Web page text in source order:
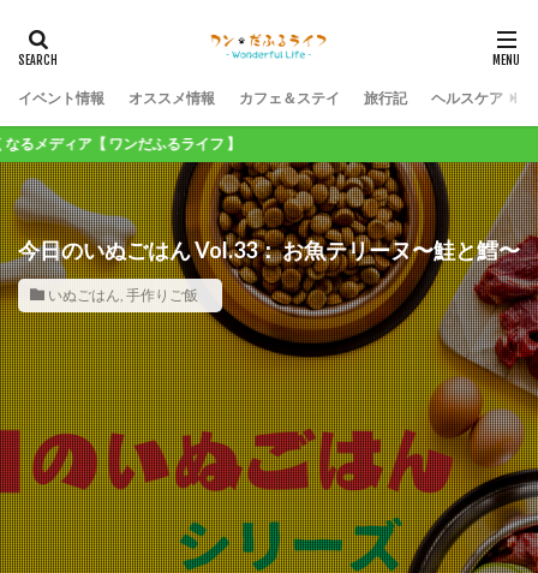
イベント情報 オススメ情報 カフェ＆ステイ 旅行記 ヘルスケア
【 ワンだふるライフ 】
今日のいぬごはん Vol.33： お魚テリーヌ〜鮭と鱈〜
いぬごはん, 手作りご飯